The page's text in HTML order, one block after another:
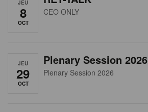
JEU
8
OCT
CEO ONLY
JEU
29
OCT
Plenary Session 2026
Plenary Session 2026